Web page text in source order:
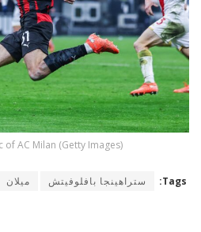
of AC Milan (Getty Images)
Tags: ستراهينجا بافلوفيتش ميلان